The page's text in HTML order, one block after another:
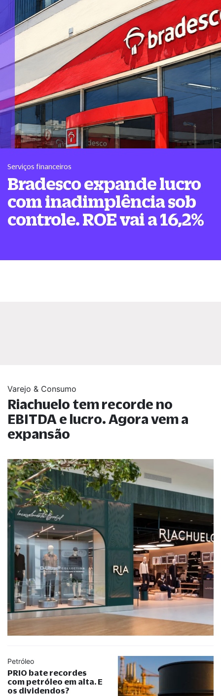
Serviços financeiros
Bradesco expande lucro
com inadimplência sob
controle. ROE vai a 16,2%
Varejo & Consumo
Riachuelo tem recorde no
EBITDA e lucro. Agora vem a
expansão
Petróleo
PRIO bate recordes
com petróleo em alta. E
os dividendos?